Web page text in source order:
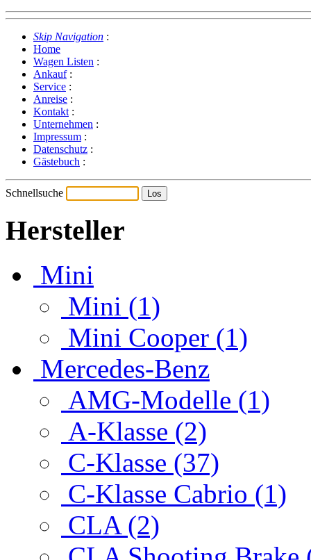
Skip Navigation :
Home
Wagen Listen :
Ankauf:
Service :
Anreise :
Kontakt :
Unternehmen :
Impressum :
Datenschutz :
Gästebuch :
Schnellsuche
Hersteller
Mini
Mini (1)
Mini Cooper (1)
Mercedes-Benz
AMG-Modelle (1)
A-Klasse (2)
C-Klasse (37)
C-Klasse Cabrio (1)
CLA (2)